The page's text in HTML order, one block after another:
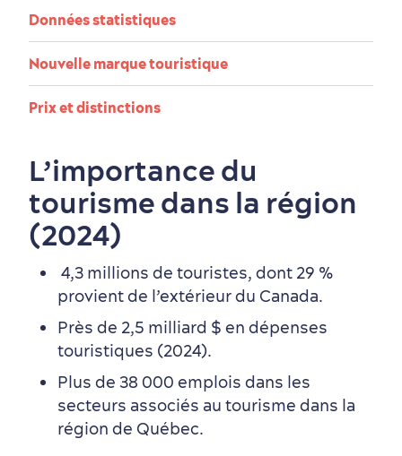
Magasinage
En famille
Données statistiques
Nouvelle marque touristique
Prix et distinctions
L’importance du
tourisme dans la région
(2024)
4,3 millions de touristes, dont 29 %
provient de l’extérieur du Canada.
Près de 2,5 milliard $ en dépenses
touristiques (2024).
Plus de 38 000 emplois dans les
secteurs associés au tourisme dans la
région de Québec.